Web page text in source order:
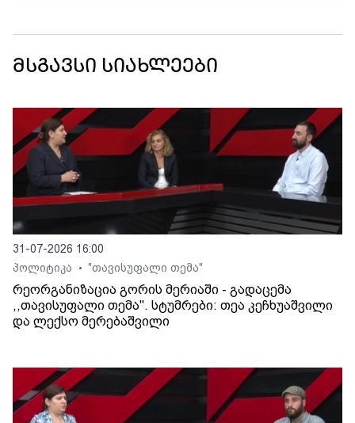
მსგავსი სიახლეები
31-07-2026 16:00
პოლიტიკა
• "თავისუფალი თემა"
რეორგანიზაცია გორის მერიაში - გადაცემა
,,თავისუფალი თემა". სტუმრები: თეა კეჩხუაშვილი
და ლექსო მერებაშვილი